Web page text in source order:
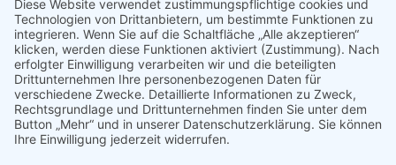
Kontakt
Transparenzerklärung
BBSB-Inform: täglich aktualisierte Infos
für sehbehinderte und blinde Menschen
Anmeldung Newsletter BBSB-Inform